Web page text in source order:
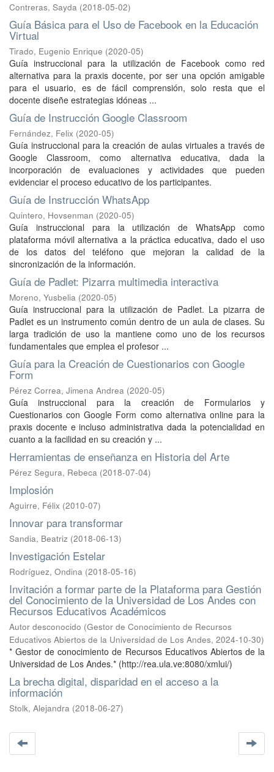
Contreras, Sayda (2018-05-02)
Guía Básica para el Uso de Facebook en la Educación
Virtual
Tirado, Eugenio Enrique (2020-05)
Guía instruccional para la utilización de Facebook como red
alternativa para la praxis docente, por ser una opción amigable
para el usuario, es de fácil comprensión, solo resta que el
docente diseñe estrategias idóneas ...
Guía de Instrucción Google Classroom
Fernández, Felix (2020-05)
Guía instruccional para la creación de aulas virtuales a través de
Google Classroom, como alternativa educativa, dada la
incorporación de evaluaciones y actividades que pueden
evidenciar el proceso educativo de los participantes.
Guía de Instrucción WhatsApp
Quintero, Hovsenman (2020-05)
Guía instruccional para la utilización de WhatsApp como
plataforma móvil alternativa a la práctica educativa, dado el uso
de los datos del teléfono que mejoran la calidad de la
sincronización de la información.
Guía de Padlet: Pizarra multimedia interactiva
Moreno, Yusbelia (2020-05)
Guía instruccional para la utilización de Padlet. La pizarra de
Padlet es un instrumento común dentro de un aula de clases. Su
larga tradición de uso la mantiene como uno de los recursos
fundamentales que emplea el profesor ...
Guía para la Creación de Cuestionarios con Google
Form
Pérez Correa, Jimena Andrea (2020-05)
Guía instruccional para la creación de Formularios y
Cuestionarios con Google Form como alternativa online para la
praxis docente e incluso administrativa dada la potencialidad en
cuanto a la facilidad en su creación y ...
Herramientas de enseñanza en Historia del Arte
Pérez Segura, Rebeca (2018-07-04)
Implosión
Aguirre, Félix (2010-07)
Innovar para transformar
Sandia, Beatriz (2018-06-13)
Investigación Estelar
Rodríguez, Ondina (2018-05-16)
Invitación a formar parte de la Plataforma para Gestión
del Conocimiento de la Universidad de Los Andes con
Recursos Educativos Académicos
Autor desconocido (Gestor de Conocimiento de Recursos
Educativos Abiertos de la Universidad de Los Andes, 2024-10-30)
* Gestor de conocimiento de Recursos Educativos Abiertos de la
Universidad de Los Andes.* (http://rea.ula.ve:8080/xmlui/)
La brecha digital, disparidad en el acceso a la
información
Stolk, Alejandra (2018-06-27)